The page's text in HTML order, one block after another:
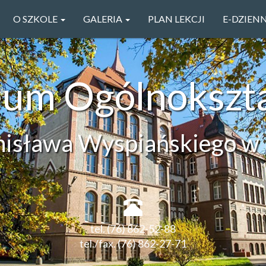
O SZKOLE GALERIA PLAN LEKCJI E-
Wyspiańskiego w
tel. (76) 862-52-88
tel./fax. (76) 862-27-71